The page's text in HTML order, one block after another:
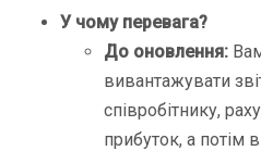
У чому перевага?
До оновлення:
вивантажувати
співробітнику,
прибуток, а потім